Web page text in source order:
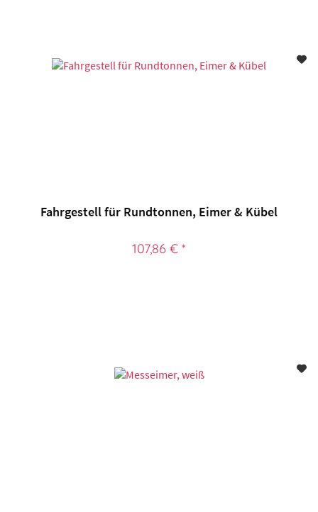
Fahrgestell für Rundtonnen, Eimer & Kübel
107,86 € *